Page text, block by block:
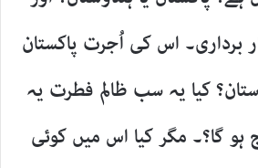
برداری۔ اس کی اُجرت پاکستان
کیا یہ سب ظالم فطرت یہ
ہو گا؟۔ مگر کیا اس میں کوئی